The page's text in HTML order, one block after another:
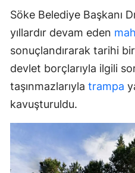
Söke Belediye Başkanı
yıllardır devam eden
sonuçlandırarak tarihi
devlet borçlarıyla ilgili
taşınmazlarıyla trampa
kavuşturuldu.